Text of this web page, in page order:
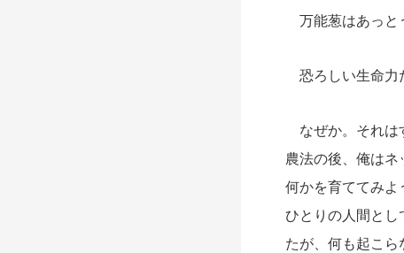
万能葱はあっと
恐ろしい生命力
なぜか。それは
農法の後、俺はネ
何かを育ててみよ
ひとりの人間と
たが、何も起こ